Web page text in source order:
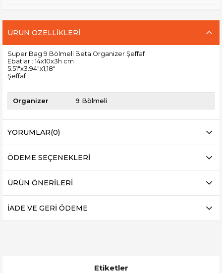
ÜRÜN ÖZELLIKLERI
Super Bag 9 Bölmeli Beta Organizer Şeffaf
Ebatlar : 14x10x3h cm
5.51"x3.94"x1,18"
Şeffaf
Organizer 9 Bölmeli
YORUMLAR(0)
ÖDEME SEÇENEKLERI
ÜRÜN ÖNERILERI
İADE VE GERİ ÖDEME
Etiketler